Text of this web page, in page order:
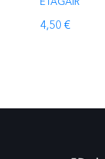
4,50 €